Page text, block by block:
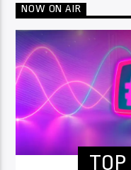
NOW ON AIR